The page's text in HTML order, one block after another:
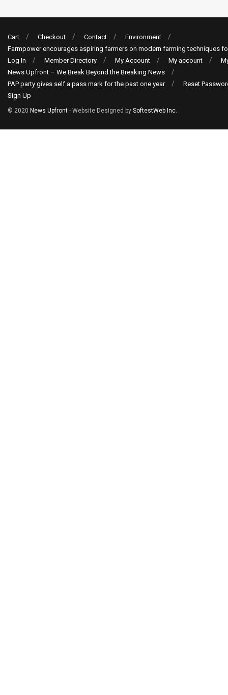
Cart Checkout Contact
Environment
Farmpower encourages aspiring farmers on modern farming techniques
Log In
Member Directory My Account My account
News Upfront – We Break Beyond the Breaking News
PAP party gives self a pass mark for the past one year
Reset
Sign Up
© 2020 News Upfront - Website Designed by SoftestWeb Inc